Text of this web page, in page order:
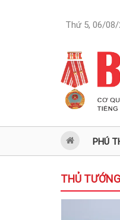
Thứ 5, 06/
PHÚ
THỦ